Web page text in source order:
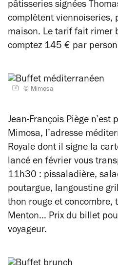
pâtisseries signées
complètent viennoiseries,
maison. Le tarif fait rimer
comptez 145 € par
© Mimosa
Jean-François Piège n’est
Mimosa, l’adresse
Royale dont il signe la
lancé en février vous
11h30 : pissaladière,
poutargue, langoustine
thon rouge et concombre,
Menton… Prix du billet
voyageur.